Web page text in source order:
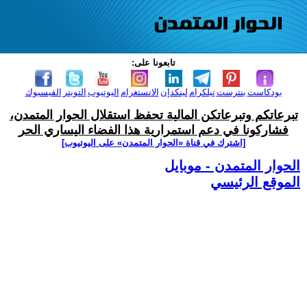
تابعونا على:
الفيسبوك التويتر اليوتيوب الانستغرام لينكدإن تيلكرامبنترست بودكاست
تبرعاتكم وتبرعاتكن المالية تحفظ استقلال الحوار المتمدن،
فشاركونا في دعم استمرارية هذا الفضاء اليساري الحر
[اشترك في قناة ‫«الحوار المتمدن» على اليوتيوب]
الحوار المتمدن - موبايل
الموقع الرئيسي